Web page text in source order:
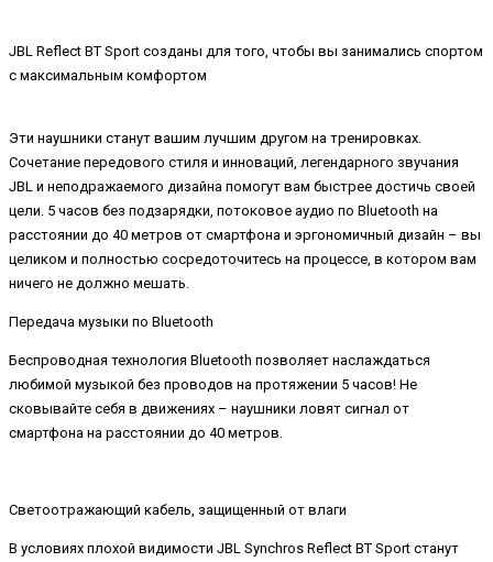
JBL Reflect BT Sport созданы для того, чтобы вы занимались спортом
с максимальным комфортом
Эти наушники станут вашим лучшим другом на тренировках.
Сочетание передового стиля и инноваций, легендарного звучания
JBL и неподражаемого дизайна помогут вам быстрее достичь своей
цели. 5 часов без подзарядки, потоковое аудио по Bluetooth на
расстоянии до 40 метров от смартфона и эргономичный дизайн – вы
целиком и полностью сосредоточитесь на процессе, в котором вам
ничего не должно мешать.
Передача музыки по Bluetooth
Беспроводная технология Bluetooth позволяет наслаждаться
любимой музыкой без проводов на протяжении 5 часов! Не
сковывайте себя в движениях – наушники ловят сигнал от
смартфона на расстоянии до 40 метров.
Светоотражающий кабель, защищенный от влаги
В условиях плохой видимости JBL Synchros Reflect BT Sport станут